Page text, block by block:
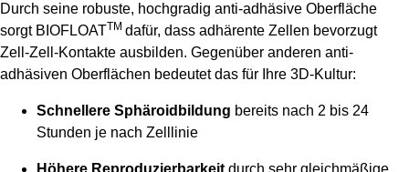
Durch seine robuste, hochgradig anti-adhäsive Oberfläche
sorgt BIOFLOATTM dafür, dass adhärente Zellen bevorzugt
Zell-Zell-Kontakte ausbilden. Gegenüber anderen anti-
adhäsiven Oberflächen bedeutet das für Ihre 3D-Kultur:
Schnellere Sphäroidbildung bereits nach 2 bis 24
Stunden je nach Zelllinie